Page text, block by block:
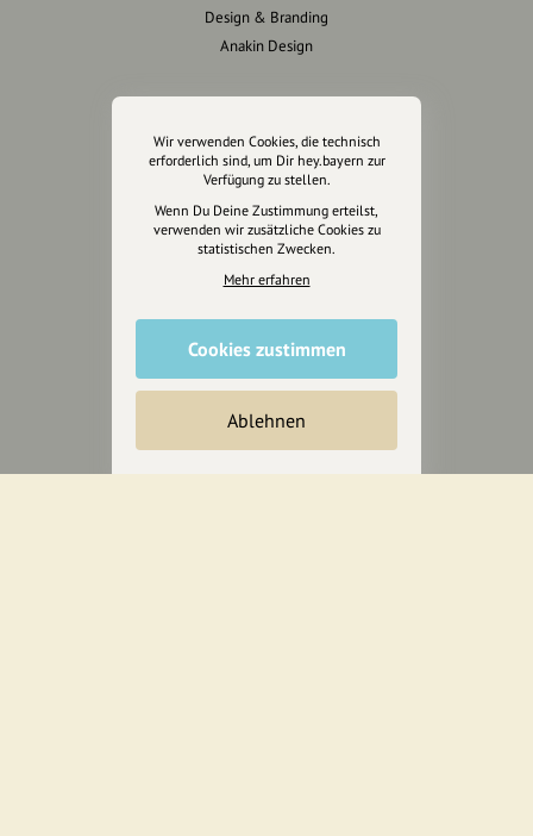
Design & Branding
Anakin Design
Unterstütze
unsere Plattform
hey.bayern ist ein Projekt von
uns für unsere Region und
für alle, die uns besuchen
Inhalte vorschlagen
Wir verwenden Cookies, die technisch
erforderlich sind, um Dir hey.bayern zur
Verfügung zu stellen.
Wenn Du Deine Zustimmung erteilst,
verwenden wir zusätzliche Cookies zu
statistischen Zwecken.
Mehr erfahren
Cookies zustimmen
Ablehnen